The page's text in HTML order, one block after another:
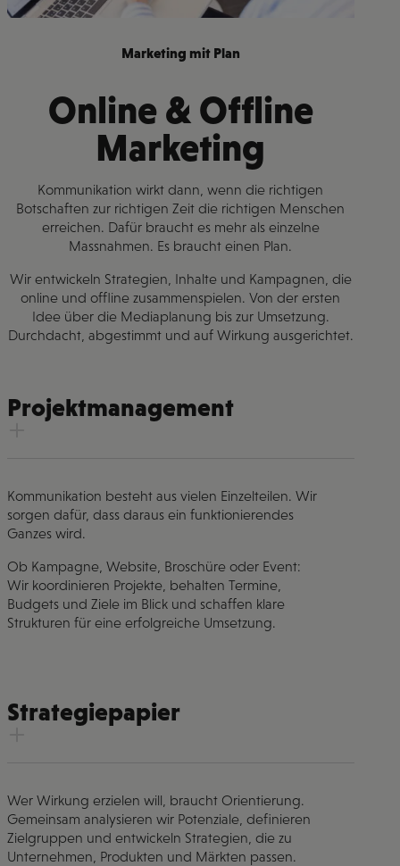
Marketing mit Plan
Online & Offline
Marketing
Kommunikation wirkt dann, wenn die richtigen
Botschaften zur richtigen Zeit die richtigen Menschen
erreichen. Dafür braucht es mehr als einzelne
Massnahmen. Es braucht einen Plan.
Wir entwickeln Strategien, Inhalte und Kampagnen, die
online und offline zusammenspielen. Von der ersten
Idee über die Mediaplanung bis zur Umsetzung.
Durchdacht, abgestimmt und auf Wirkung ausgerichtet.
Projektmanagement
Kommunikation besteht aus vielen Einzelteilen. Wir
sorgen dafür, dass daraus ein funktionierendes
Ganzes wird.
Ob Kampagne, Website, Broschüre oder Event:
Wir koordinieren Projekte, behalten Termine,
Budgets und Ziele im Blick und schaffen klare
Strukturen für eine erfolgreiche Umsetzung.
Strategiepapier
Wer Wirkung erzielen will, braucht Orientierung.
Gemeinsam analysieren wir Potenziale, definieren
Zielgruppen und entwickeln Strategien, die zu
Unternehmen, Produkten und Märkten passen.